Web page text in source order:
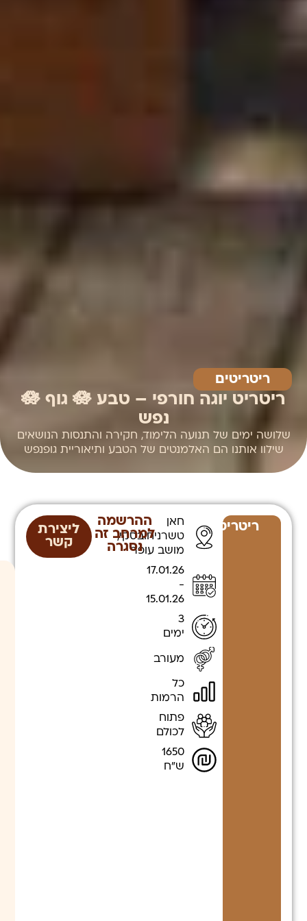
ריטריטים
ריטריט יוגה חורפי – טבע 🪷 גוף 🪷
נפש
שלושה ימים של תנועה הלימוד, חקירה והתנסות הנושאים
שילוו אותנו הם האלמנטים של הטבע ותיאוריית גופנפש
ריטריטים
חאן
טשרניחובסקי,
מושב עופר
17.01.26
-
15.01.26
3
ימים
מעורב
כל
הרמות
פתוח
לכולם
1650
ש"ח
ההרשמה
למרחב זה
נסגרה
ליצירת
קשר לגלות